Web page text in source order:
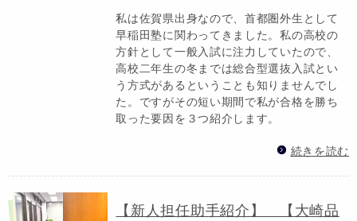
私は佐賀県出身なので、首都圏外生として
早稲田塾に関わってきました。私の高校の
方針として一般入試に注力していたので、
高校二年生の冬までは総合型選抜入試とい
う方式があるということも知りませんでし
た。ですがその短い期間で私が合格を勝ち
取った要因を３つ紹介します。
続きを読む
【新人担任助手紹介】 【大崎品